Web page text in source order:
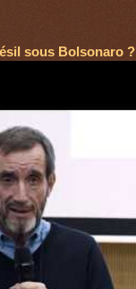
sous Bolsonaro ?